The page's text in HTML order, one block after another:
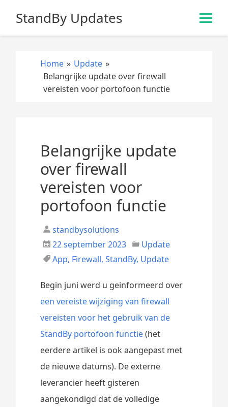
StandBy Updates
Home » Update »
Belangrijke update over firewall
vereisten voor portofoon functie
Belangrijke update
over firewall
vereisten voor
portofoon functie
standbysolutions
22 september 2023
Update
App, Firewall,StandBy, Update
Begin juni werd u geinformeerd over
een vereiste wijziging van firewall
vereisten voor het gebruik van de
StandBy portofoon functie(het
eerdere artikel is ook aangepast met
de nieuwe datums). De externe
leverancier heeft gisteren
aangekondigd dat de volledige